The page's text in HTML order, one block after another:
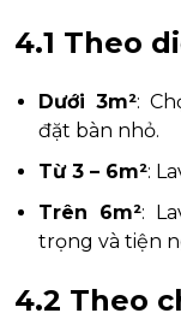
4.1 Theo
Dưới 3m²:
đặt bàn nhỏ.
Từ 3 – 6m²:
Trên 6m²:
trọng và tiện
4.2 Theo